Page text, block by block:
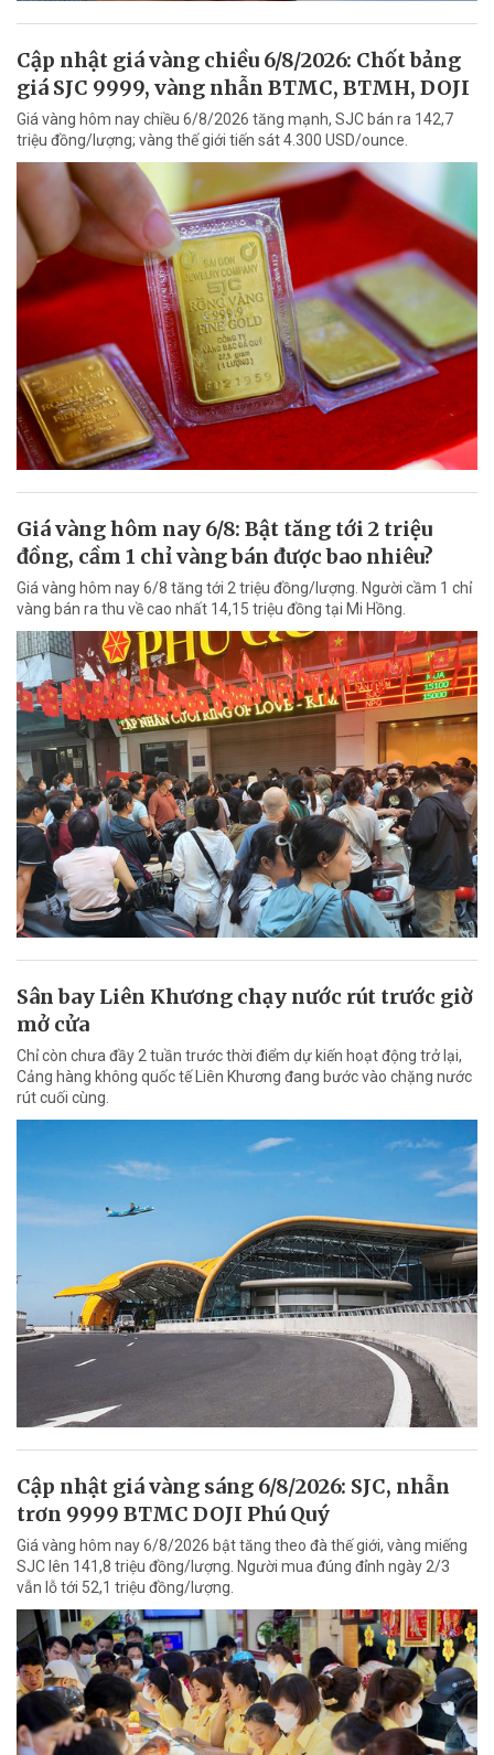
Cập nhật giá vàng chiều 6/8/2026: Chốt bảng
giá SJC 9999, vàng nhẫn BTMC, BTMH, DOJI
Giá vàng hôm nay chiều 6/8/2026 tăng mạnh, SJC bán ra 142,7
triệu đồng/lượng; vàng thế giới tiến sát 4.300 USD/ounce.
Giá vàng hôm nay 6/8: Bật tăng tới 2 triệu
đồng, cầm 1 chỉ vàng bán được bao nhiêu?
Giá vàng hôm nay 6/8 tăng tới 2 triệu đồng/lượng. Người cầm 1 chỉ
vàng bán ra thu về cao nhất 14,15 triệu đồng tại Mi Hồng.
Sân bay Liên Khương chạy nước rút trước giờ
mở cửa
Chỉ còn chưa đầy 2 tuần trước thời điểm dự kiến hoạt động trở lại,
Cảng hàng không quốc tế Liên Khương đang bước vào chặng nước
rút cuối cùng.
Cập nhật giá vàng sáng 6/8/2026: SJC, nhẫn
trơn 9999 BTMC DOJI Phú Quý
Giá vàng hôm nay 6/8/2026 bật tăng theo đà thế giới, vàng miếng
SJC lên 141,8 triệu đồng/lượng. Người mua đúng đỉnh ngày 2/3
vẫn lỗ tới 52,1 triệu đồng/lượng.